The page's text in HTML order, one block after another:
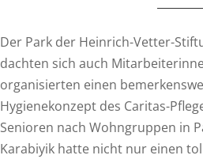
Der Park der Heinrich-Vetter-
dachten sich auch
organisierten einen
Hygienekonzept des Caritas-
Senioren nach Wohngruppen in
Karabiyik hatte nicht nur einen